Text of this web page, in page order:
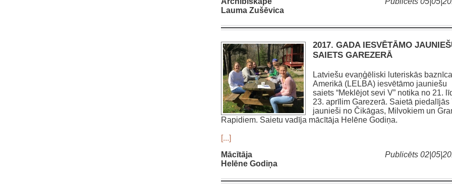
Lauma Zušēvica
2017. GADA IESVĒTĀMO
SAIETS GAREZERĀ
Latviešu evaņģēliski luteriskās
Amerikā (LELBA) iesvētāmo jauniešu
saiets “Meklējot sevi V” notika no 21.
23. aprīlim Garezerā. Saietā piedalījās
jaunieši no Čikāgas, Milvokiem un
Rapidiem. Saietu vadīja mācītāja Helēne Godiņa.
[...]
Publicēts
Mācītāja
Helēne Godiņa